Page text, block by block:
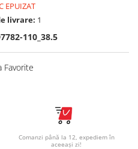
EPUIZAT
livrare: 1
110_38.5
Favorite
Comanzi până la 12, expediem în
aceeași zi!